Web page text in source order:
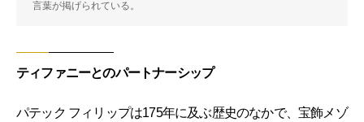
言葉が掲げられている。
ティファニーとのパートナーシップ
パテック フィリップは175年に及ぶ歴史のなかで、宝飾メゾ